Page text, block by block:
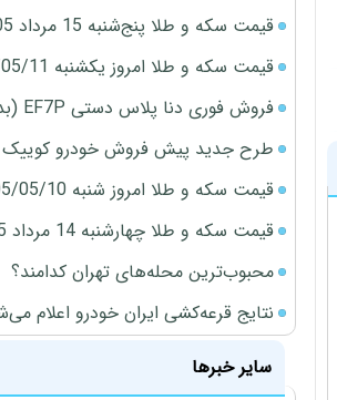
قیمت سکه و طلا پنج‌شنبه 15 مرداد 1405
قیمت سکه و طلا امروز یکشنبه 1405/05/11
فروش فوری دنا پلاس دستی EF7P (بدون قرعه کشی)
طرح جدید پیش فروش خودرو کوییک
قیمت سکه و طلا امروز شنبه 1405/05/10
قیمت سکه و طلا چهارشنبه 14 مرداد 1405
محبوب‌ترین محله‌های تهران کدامند؟
نتایج قرعه‌کشی ایران خودرو اعلام
سایر خبرها